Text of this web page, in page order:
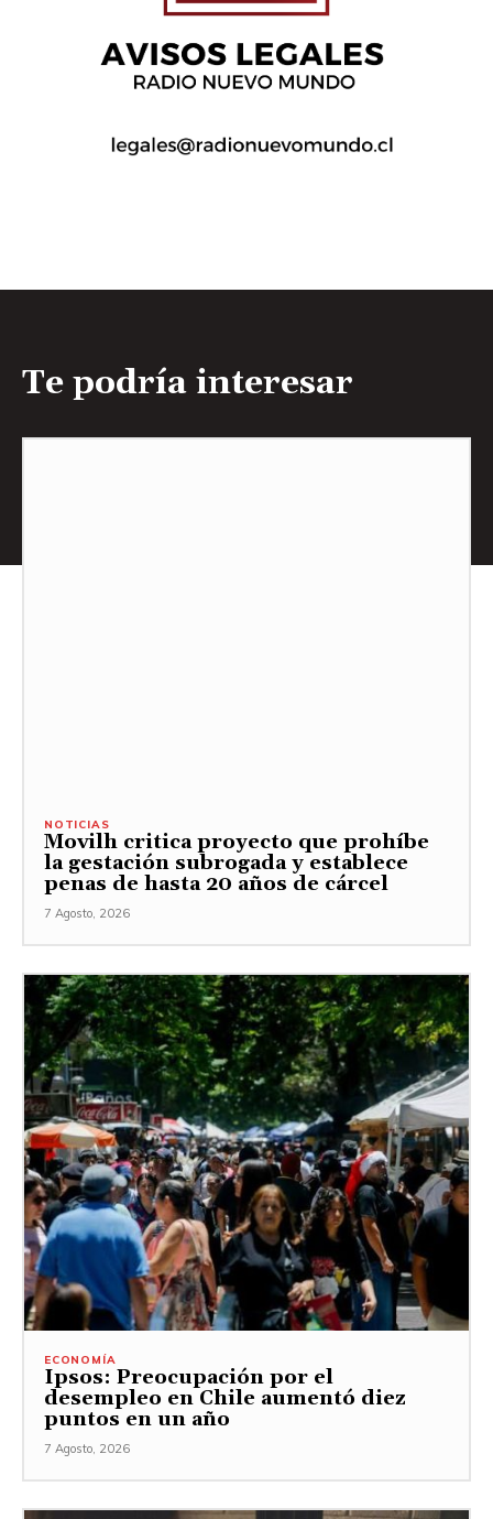
Te podría interesar
NOTICIAS
Movilh critica proyecto que prohíbe
la gestación subrogada y establece
penas de hasta 20 años de cárcel
7 Agosto, 2026
ECONOMÍA
Ipsos: Preocupación por el
desempleo en Chile aumentó diez
puntos en un año
7 Agosto, 2026